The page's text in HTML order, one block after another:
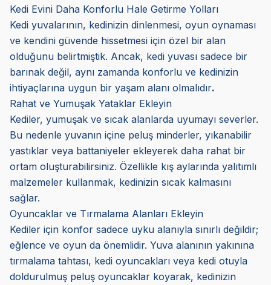
Kedi Evini Daha Konforlu Hale Getirme Yolları
Kedi yuvalarının, kedinizin dinlenmesi, oyun oynaması
ve kendini güvende hissetmesi için özel bir alan
olduğunu belirtmiştik. Ancak, kedi yuvası sadece bir
barınak değil, aynı zamanda konforlu ve kedinizin
ihtiyaçlarına uygun bir yaşam alanı olmalıdır.
Rahat ve Yumuşak Yataklar Ekleyin
Kediler, yumuşak ve sıcak alanlarda uyumayı severler.
Bu nedenle yuvanın içine peluş minderler, yıkanabilir
yastıklar veya battaniyeler ekleyerek daha rahat bir
ortam oluşturabilirsiniz. Özellikle kış aylarında yalıtımlı
malzemeler kullanmak, kedinizin sıcak kalmasını
sağlar.
Oyuncaklar ve Tırmalama Alanları Ekleyin
Kediler için konfor sadece uyku alanıyla sınırlı değildir;
eğlence ve oyun da önemlidir. Yuva alanının yakınına
tırmalama tahtası, kedi oyuncakları veya kedi otuyla
doldurulmuş peluş oyuncaklar koyarak, kedinizin